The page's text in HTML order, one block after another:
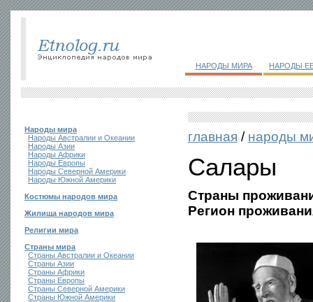
НАРОДЫ МИРА НАРОДЫ
Народы мира
Народы Австралии и Океании
Народы Азии
Народы Африки
Народы Европы
Народы Северной Америки
Народы Южной Америки
Костюмы народов мира
Жилища народов мира
Религии мира
Страны мира
Страны Австралии и Океании
Страны Азии
Страны Африки
Страны Европы
Страны Северной Америки
Страны Южной Америки
главная / народы
Салары
Страны
Регион